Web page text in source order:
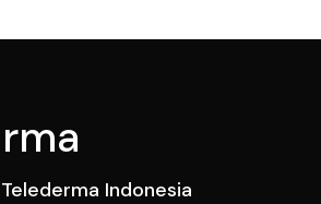
Indonesia